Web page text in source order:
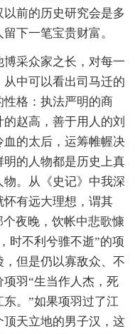
以前的历史研究会是多
下一笔宝贵财富。
采众家之长，对每一
中可以看出司马迁的
性格：执法严明的商
赵高，善于用人的刘
的太后，运筹帷幄决
的人物都是历史上真
。从《史记》中我深
有远大理想，谓其
夜晚，饮帐中悲歌慷
时不利兮骓不逝”的项
但是仍以寡敌众、不
羽“生当作人杰，死
。”如果项羽过了江
天立地的男子汉，这